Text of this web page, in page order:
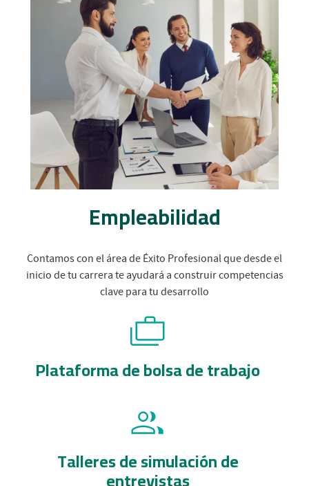
Empleabilidad
Contamos con el área de Éxito Profesional que desde el
inicio de tu carrera te ayudará a construir competencias
clave para tu desarrollo
Plataforma de bolsa de trabajo
Talleres de simulación de